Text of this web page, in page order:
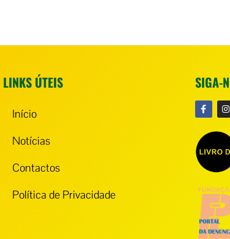
LINKS ÚTEIS
Início
Notícias
Contactos
Política de Privacidade
SIGA-